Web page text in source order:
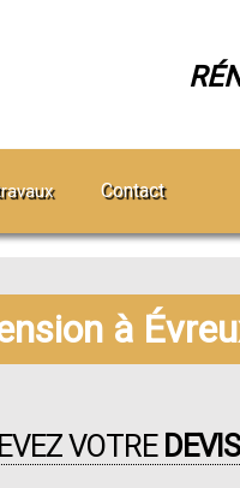
Contact
à
VOTRE